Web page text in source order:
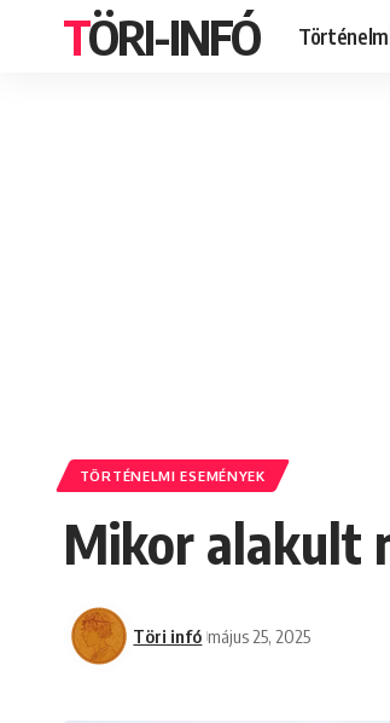
TÖRI-INFÓ
TÖRTÉNELMI ESEMÉNYEK
Mikor alakult
Töri infó május 25, 2025